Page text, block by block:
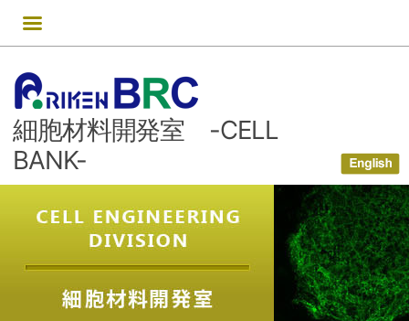
へ
細胞材料開発室 -CELL
BANK-